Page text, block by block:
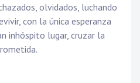
olvidados, luchando
con la única esperanza
inhóspito lugar, cruzar la